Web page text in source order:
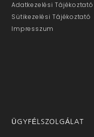
Adatkezelési Tájékoztató
Sütikezelési Tájékoztató
Impresszum
ÜGYFÉLSZOLGÁLAT